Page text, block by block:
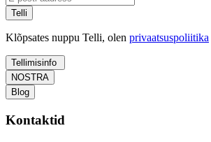
Telli
Klõpsates nuppu Telli, olen privaatsuspoliitika
Tellimisinfo
NOSTRA
Blog
Kontaktid